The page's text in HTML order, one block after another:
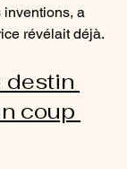
inventions, a
révélait déjà.
destin
coup